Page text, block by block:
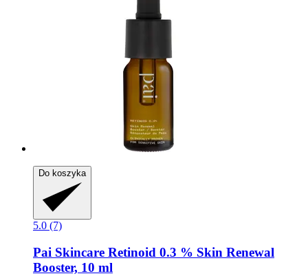
Do koszyka
5.0 (7)
Pai Skincare Retinoid 0.3 % Skin Renewal
Booster, 10 ml